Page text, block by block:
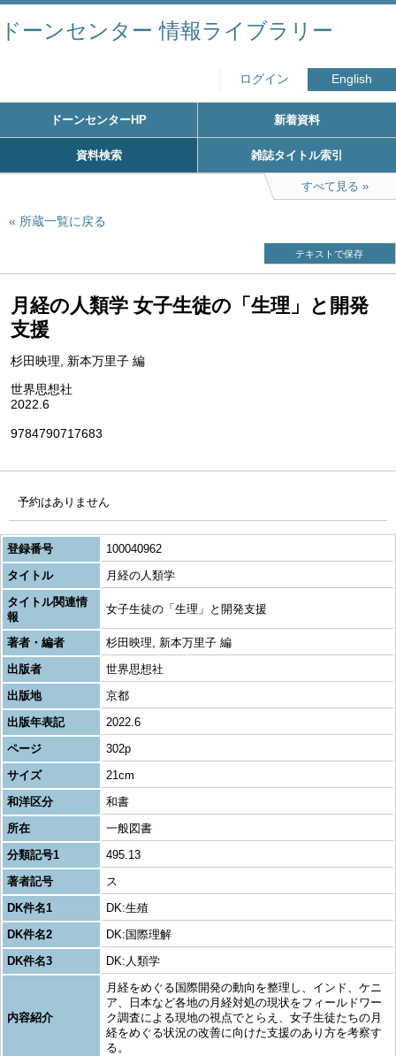
ドーンセンター 情報ライブラリー
ログイン English
ドーンセンターHP 新着資料
資料検索 雑誌タイトル索引
すべて見る
所蔵一覧に戻る
テキストで保存
月経の人類学 女子生徒の「生理」と開発
支援
杉田映理, 新本万里子 編
世界思想社
2022.6
9784790717683
予約はありません
登録番号
100040962
タイトル
月経の人類学
タイトル関連情
報
女子生徒の「生理」と開発支援
著者・編者
杉田映理, 新本万里子 編
出版者
世界思想社
出版地
京都
出版年表記
2022.6
ページ
302p
サイズ
21cm
和洋区分
和書
所在
一般図書
分類記号1
495.13
著者記号
ス
DK件名1
DK:生殖
DK件名2
DK:国際理解
DK件名3
DK:人類学
内容紹介
月経をめぐる国際開発の動向を整理し、インド、ケニ
ア、日本など各地の月経対処の現状をフィールドワー
ク調査による現地の視点でとらえ、女子生徒たちの月
経をめぐる状況の改善に向けた支援のあり方を考察す
る。